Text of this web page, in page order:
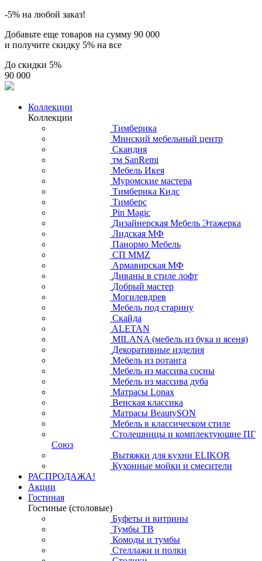
-5% на любой заказ!
Добавьте еще товаров на сумму 90 000
и получите скидку 5% на все
До скидки 5%
90 000
Коллекции
Коллекции
Тимберика
Минский мебельный центр
Скандия
тм SanRemi
Мебель Икея
Муромские мастера
Тимберика Кидс
Тимберс
Pin Magic
Дизайнерская Мебель Этажерка
Лидская МФ
Панормо Мебель
СП ММZ
Армавирская МФ
Диваны в стиле лофт
Добрый мастер
Могилевдрев
Мебель под старину
Скайда
ALETAN
MILANA (мебель из бука и ясеня)
Декоративные изделия
Мебель из ротанга
Мебель из массива сосны
Мебель из массива дуба
Матрасы Lonax
Венская классика
Матрасы BeautySON
Мебель в классическом стиле
Столешницы и комплектующие ПГ
Союз
Вытяжки для кухни ELIKOR
Кухонные мойки и смесители
РАСПРОДАЖА!
Акции
Гостиная
Гостиные (столовые)
Буфеты и витрины
Тумбы ТВ
Комоды и тумбы
Стеллажи и полки